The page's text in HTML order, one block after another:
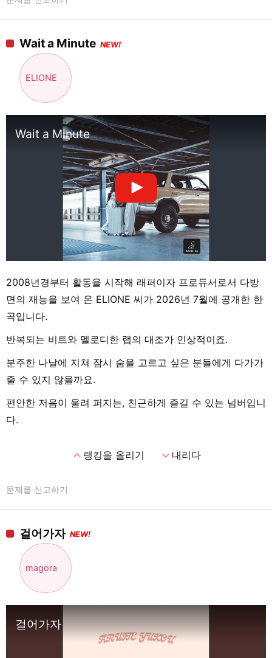
Wait a Minute NEW!
ELIONE
Wait a Minute
2008년경부터 활동을 시작해 래퍼이자 프로듀서로서 다방
면의 재능을 보여 온 ELIONE 씨가 2026년 7월에 공개한 한
곡입니다.
반복되는 비트와 멜로디한 랩의 대조가 인상적이죠.
분주한 나날에 지쳐 잠시 숨을 고르고 싶은 분들에게 다가가
줄 수 있지 않을까요.
편안한 저음이 울려 퍼지는, 친근하게 즐길 수 있는 넘버입니
다.
expand_less랭킹을 올리기 expand_more내리다
문제를 신고하기
걸어가자 NEW!
magora
걸어가자